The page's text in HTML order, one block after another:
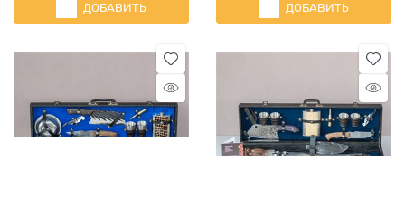
ДОБАВИТЬ ДОБАВИТЬ